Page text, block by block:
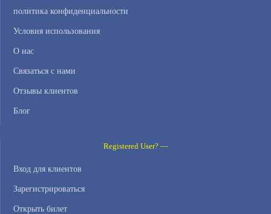
политика конфиденциальности
Условия использования
О нас
Связаться с нами
Отзывы клиентов
Блог
Registered User? —
Вход для клиентов
Зарегистрироваться
Открыть билет